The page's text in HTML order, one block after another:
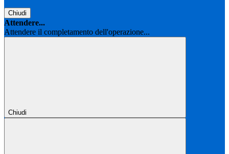
Chiudi
Attendere...
Attendere il completamento dell'operazione...
Chiudi